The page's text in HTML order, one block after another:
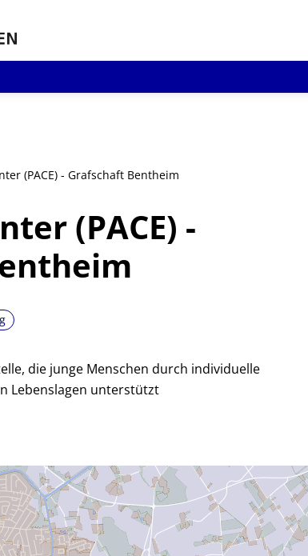
(PACE) - Grafschaft Bentheim
(PACE) -
die junge Menschen durch individuelle
Lebenslagen unterstützt